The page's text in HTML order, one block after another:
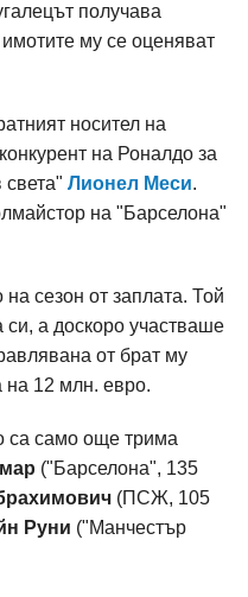
получава
му се оценяват
носител на
на Роналдо за
Лионел Меси.
на "Барселона"
сезон от заплата. Той
а доскоро участваше
от брат му
на 12 млн. евро.
са само още трима
("Барселона", 135
(ПСЖ, 105
Руни ("Манчестър